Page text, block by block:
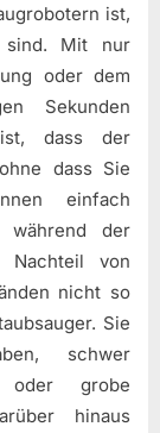
ist,
sind. Mit nur
oder dem
Sekunden
dass der
dass Sie
einfach
während der
Nachteil von
nicht so
Sie
schwer
oder grobe
hinaus